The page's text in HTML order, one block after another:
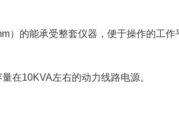
）的能承受整套仪器，便于操作的工
在10KVA左右的动力线路电源。